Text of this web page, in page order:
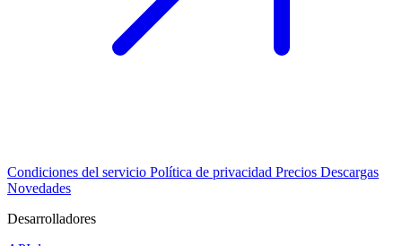
Condiciones del servicio Política de privacidad Precios Descargas
Novedades
Desarrolladores